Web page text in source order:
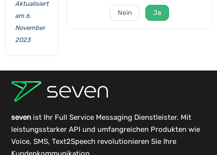
Aktualisiert
am 6.
November
2023
Nein Ja
sevenist Ihr Full Service Messaging Dienstleister. Mit
leistungsstarker API und umfangreichen Produkten wie
Voice, SMS, Text2Speech revolutionieren Sie Ihre